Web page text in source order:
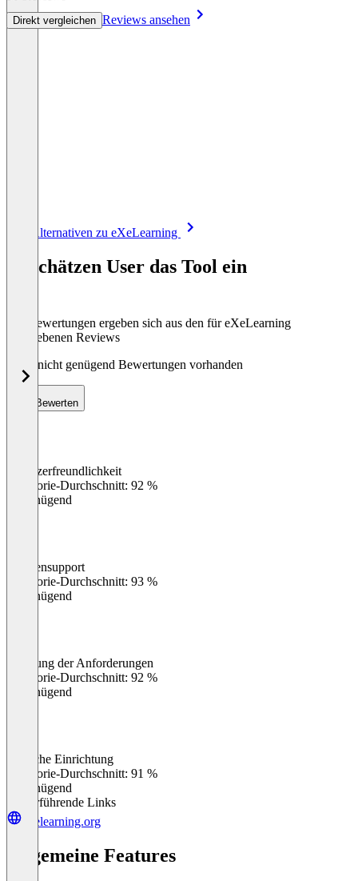
Direkt vergleichen Reviews ansehen
Alle Alternativen zu eXeLearning
So schätzen User das Tool ein
Die Bewertungen ergeben sich aus den für eXeLearning
abgegebenen Reviews
Noch nicht genügend Bewertungen vorhanden
Bewerten
Benutzerfreundlichkeit
Kategorie-Durchschnitt: 92 %
Ungenügend
Kundensupport
Kategorie-Durchschnitt: 93 %
Ungenügend
Erfüllung der Anforderungen
Kategorie-Durchschnitt: 92 %
Ungenügend
Einfache Einrichtung
Kategorie-Durchschnitt: 91 %
Ungenügend
Weiterführende Links
exelearning.org
Allgemeine Features